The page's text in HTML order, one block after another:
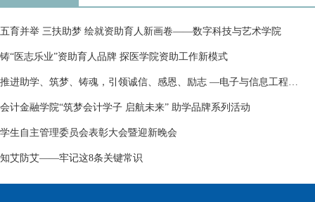
五育并举 三扶助梦 绘就资助育人新画卷——数字科技与艺术学院
铸“医志乐业”资助育人品牌 探医学院资助工作新模式
推进助学、筑梦、铸魂，引领诚信、感恩、励志 —电子与信息工程
学... 会计金融学院“筑梦会计学子 启航未来” 助学品牌系列活动
学生自主管理委员会表彰大会暨迎新晚会
知艾防艾——牢记这8条关键常识